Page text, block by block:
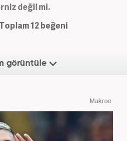
değil mi.
Toplam12beğeni
görüntüle
Makroo